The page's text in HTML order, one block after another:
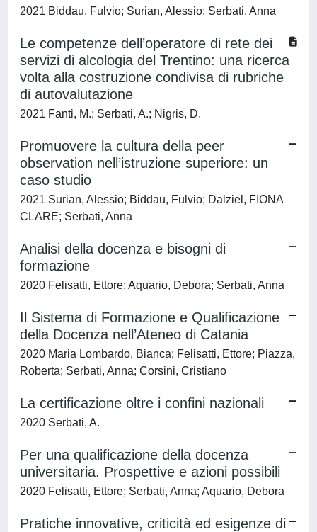
2021 Biddau, Fulvio; Surian, Alessio; Serbati, Anna
Le competenze dell’operatore di rete dei
servizi di alcologia del Trentino: una ricerca
volta alla costruzione condivisa di rubriche
di autovalutazione
2021 Fanti, M.; Serbati, A.; Nigris, D.
Promuovere la cultura della peer
observation nell’istruzione superiore: un
caso studio
2021 Surian, Alessio; Biddau, Fulvio; Dalziel, FIONA
CLARE; Serbati, Anna
Analisi della docenza e bisogni di
formazione
2020 Felisatti, Ettore; Aquario, Debora; Serbati, Anna
Il Sistema di Formazione e Qualificazione
della Docenza nell’Ateneo di Catania
2020 Maria Lombardo, Bianca; Felisatti, Ettore; Piazza,
Roberta; Serbati, Anna; Corsini, Cristiano
La certificazione oltre i confini nazionali
2020 Serbati, A.
Per una qualificazione della docenza
universitaria. Prospettive e azioni possibili
2020 Felisatti, Ettore; Serbati, Anna; Aquario, Debora
Pratiche innovative, criticità ed esigenze di